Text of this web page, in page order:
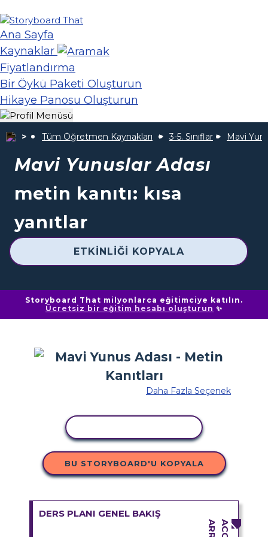
Ana Sayfa
Kaynaklar
Fiyatlandırma
Bir Öykü Paketi Oluşturun
Hikaye Panosu Oluşturun
Tüm Öğretmen Kaynakları 3-5. Sınıflar Mavi
Mavi Yunuslar Adası
metin kanıtı: kısa
yanıtlar
ETKINLIĞI KOPYALA
Storyboard That milyonlarca eğitimciye katılın.
Ücretsiz bir eğitim hesabı oluşturun ✨
Daha Fazla Seçenek
BU STORYBOARD'U KOPYALA
DERS PLANI GENEL BAKIŞ